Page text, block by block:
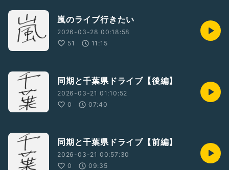
嵐のライブ行きたい
2026-03-28 00:18:58
51
11:15
同期と千葉県ドライブ【後編】
2026-03-21 01:10:52
0
07:40
同期と千葉県ドライブ【前編】
2026-03-21 00:57:30
0
09:35